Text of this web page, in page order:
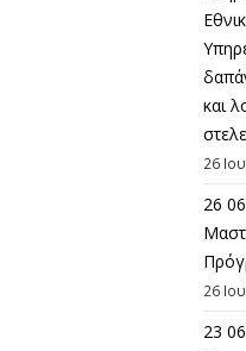
και
26
26
26
23